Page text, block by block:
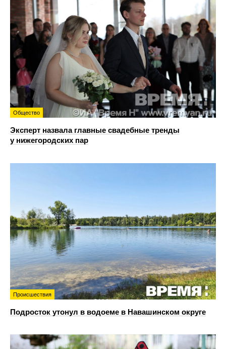
Общество
Эксперт назвала главные свадебные тренды
у нижегородских пар
Происшествия
Подросток утонул в водоеме в Навашинском округе